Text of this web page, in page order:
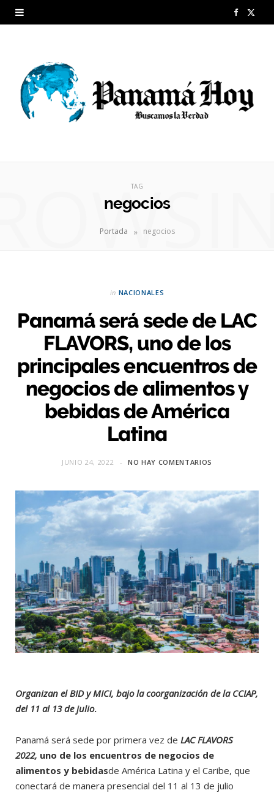
F
b
TAG
negocios
Portada » negocios
in NACIONALES
Panamá será sede de LAC
FLAVORS, uno de los
principales encuentros de
negocios de alimentos y
bebidas de América
Latina
JUNIO 24, 2022 NO HAY COMENTARIOS
Organizan el BID y MICI, bajo la coorganización de la CCIAP,
del 11 al 13 de julio.
Panamá será sede por primera vez de LAC FLAVORS
2022, uno de los encuentros de negocios de
alimentos y bebidasde América Latina y el Caribe, que
conectará de manera presencial del 11 al 13 de julio